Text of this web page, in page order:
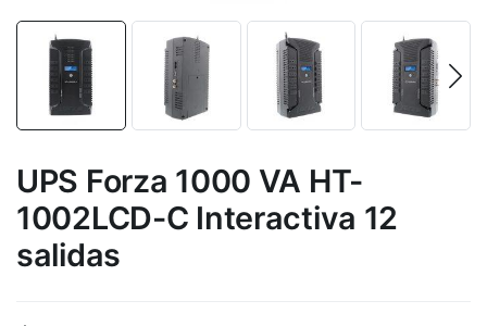
UPS Forza 1000 VA HT-
1002LCD-C Interactiva 12
salidas